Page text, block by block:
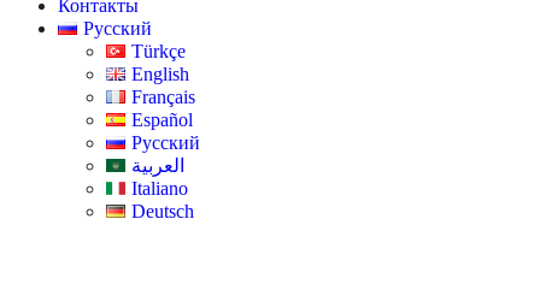
Контакты
Русский
Türkçe
English
Français
Español
Русский
العربية
Italiano
Deutsch